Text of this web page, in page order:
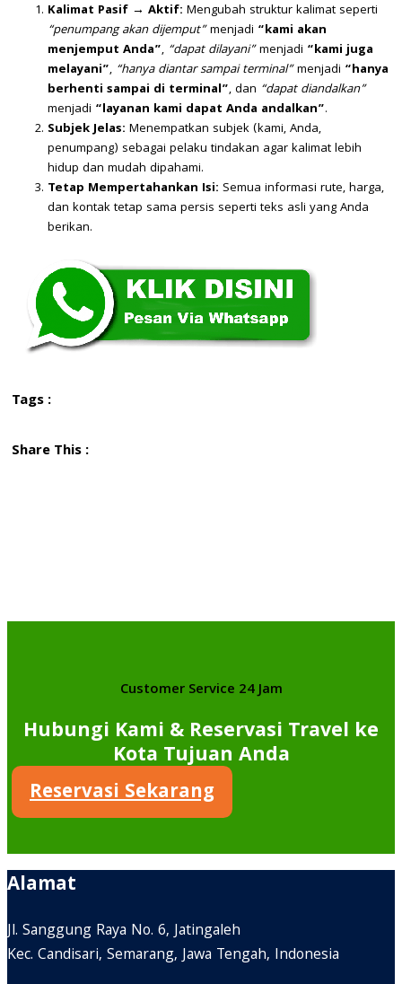
Kalimat Pasif → Aktif: Mengubah struktur kalimat seperti
“penumpang akan dijemput”menjadi “kami akan
menjemput Anda”, “dapat dilayani”menjadi “kami juga
melayani”, “hanya diantar sampai terminal”menjadi “hanya
berhenti sampai di terminal”, dan “dapat diandalkan”
menjadi “layanan kami dapat Anda andalkan”.
Subjek Jelas: Menempatkan subjek (kami, Anda,
penumpang) sebagai pelaku tindakan agar kalimat lebih
hidup dan mudah dipahami.
Tetap Mempertahankan Isi: Semua informasi rute, harga,
dan kontak tetap sama persis seperti teks asli yang Anda
berikan.
Tags :
Share This :
Customer Service 24 Jam
Hubungi Kami & Reservasi Travel ke
Kota Tujuan Anda
Reservasi Sekarang
Alamat
Jl. Sanggung Raya No. 6, Jatingaleh
Kec. Candisari, Semarang, Jawa Tengah, Indonesia